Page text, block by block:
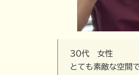
30代 女性
とても素敵な空間